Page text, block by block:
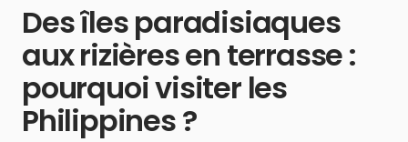
Des îles paradisiaques
aux rizières en terrasse :
pourquoi visiter les
Philippines ?